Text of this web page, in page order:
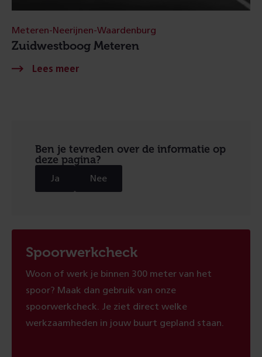
Zuidwestboog Meteren
Meteren-Neerijnen-Waardenburg
Ben je tevreden over de informatie op
deze pagina?
Ja Nee
Spoorwerkcheck
Woon of werk je binnen 300 meter van het
spoor? Maak dan gebruik van onze
spoorwerkcheck. Je ziet direct welke
werkzaamheden in jouw buurt gepland staan.